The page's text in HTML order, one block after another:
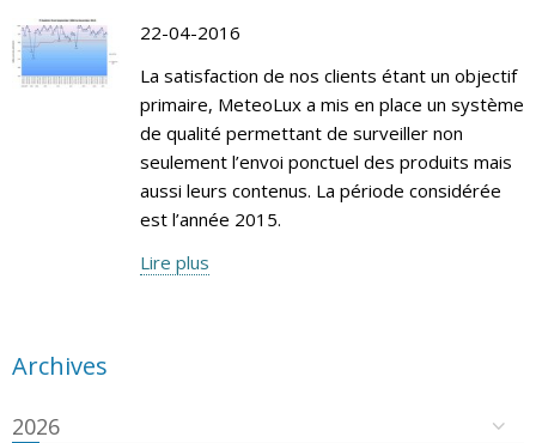
22-04-2016
La satisfaction de nos clients étant un objectif
primaire, MeteoLux a mis en place un système
de qualité permettant de surveiller non
seulement l’envoi ponctuel des produits mais
aussi leurs contenus. La période considérée
est l’année 2015.
Lire plus
Archives
2026